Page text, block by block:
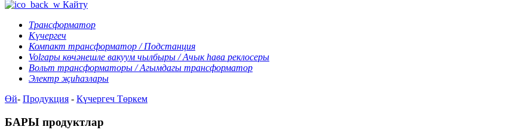
Кайту
Трансформатор
Күчергеч
Компакт трансформатор / Подстанция
Volгары көчәнешле вакуум чылбыры / Ачык һава реклосеры
Вольт трансформаторы / Агымдагы трансформатор
Электр җиһазлары
Өй- Продукция - Күчергеч Төркем
БАРЫ продуктлар